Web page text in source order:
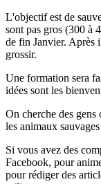
L'objectif est de
sont pas gros (300 à
de fin Janvier. Après
grossir.
Une formation sera
idées sont les
On cherche des
les animaux
Si vous avez des
Facebook, pour
pour rédiger des